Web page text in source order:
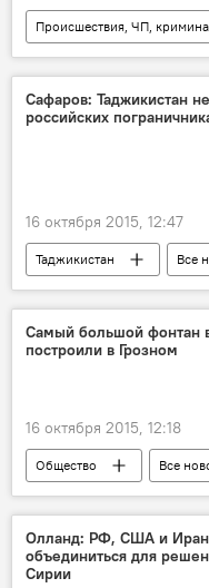
Происшествия, ЧП,
Культура
Центральная Азия
Сафаров: Таджикистан
российских
16 октября 2015, 12:47
Таджикистан
Все
Политика
Сайфулло Сафаров
граница
Россия
Самый большой фонтан
построили в Грозном
16 октября 2015, 12:18
Общество Все
фонтан
животные
Олланд: РФ, США и
объединиться для
Сирии